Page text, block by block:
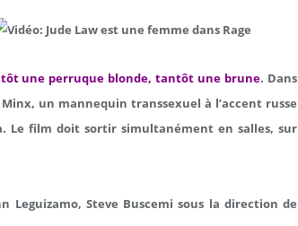
une perruque blonde, tantôt une brune. Dans
un mannequin transsexuel à l’accent russe
Le film doit sortir simultanément en salles, sur
Leguizamo, Steve Buscemi sous la direction de